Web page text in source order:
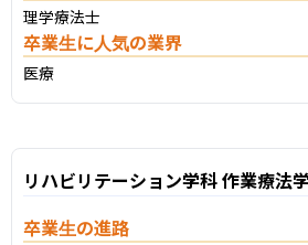
理学療法士
卒業生に人気の業界
医療
リハビリテーション学科 作業療法
卒業生の進路